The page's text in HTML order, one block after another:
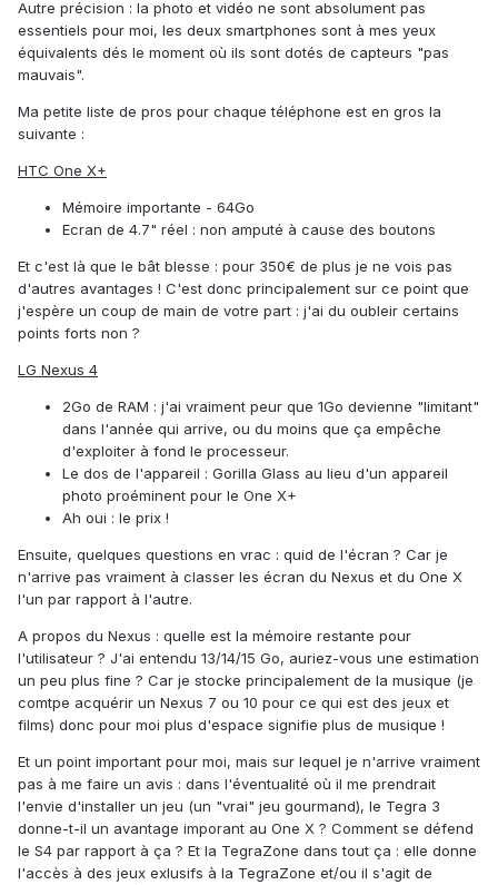
Autre précision : la photo et vidéo ne sont absolument pas
essentiels pour moi, les deux smartphones sont à mes yeux
équivalents dés le moment où ils sont dotés de capteurs "pas
mauvais".
Ma petite liste de pros pour chaque téléphone est en gros la
suivante :
HTC One X+
Mémoire importante - 64Go
Ecran de 4.7" réel : non amputé à cause des boutons
Et c'est là que le bât blesse : pour 350€ de plus je ne vois pas
d'autres avantages ! C'est donc principalement sur ce point que
j'espère un coup de main de votre part : j'ai du oubleir certains
points forts non ?
LG Nexus 4
2Go de RAM : j'ai vraiment peur que 1Go devienne "limitant"
dans l'année qui arrive, ou du moins que ça empêche
d'exploiter à fond le processeur.
Le dos de l'appareil : Gorilla Glass au lieu d'un appareil
photo proéminent pour le One X+
Ah oui : le prix !
Ensuite, quelques questions en vrac : quid de l'écran ? Car je
n'arrive pas vraiment à classer les écran du Nexus et du One X
l'un par rapport à l'autre.
A propos du Nexus : quelle est la mémoire restante pour
l'utilisateur ? J'ai entendu 13/14/15 Go, auriez-vous une estimation
un peu plus fine ? Car je stocke principalement de la musique (je
comtpe acquérir un Nexus 7 ou 10 pour ce qui est des jeux et
films) donc pour moi plus d'espace signifie plus de musique !
Et un point important pour moi, mais sur lequel je n'arrive vraiment
pas à me faire un avis : dans l'éventualité où il me prendrait
l'envie d'installer un jeu (un "vrai" jeu gourmand), le Tegra 3
donne-t-il un avantage imporant au One X ? Comment se défend
le S4 par rapport à ça ? Et la TegraZone dans tout ça : elle donne
l'accès à des jeux exlusifs à la TegraZone et/ou il s'agit de